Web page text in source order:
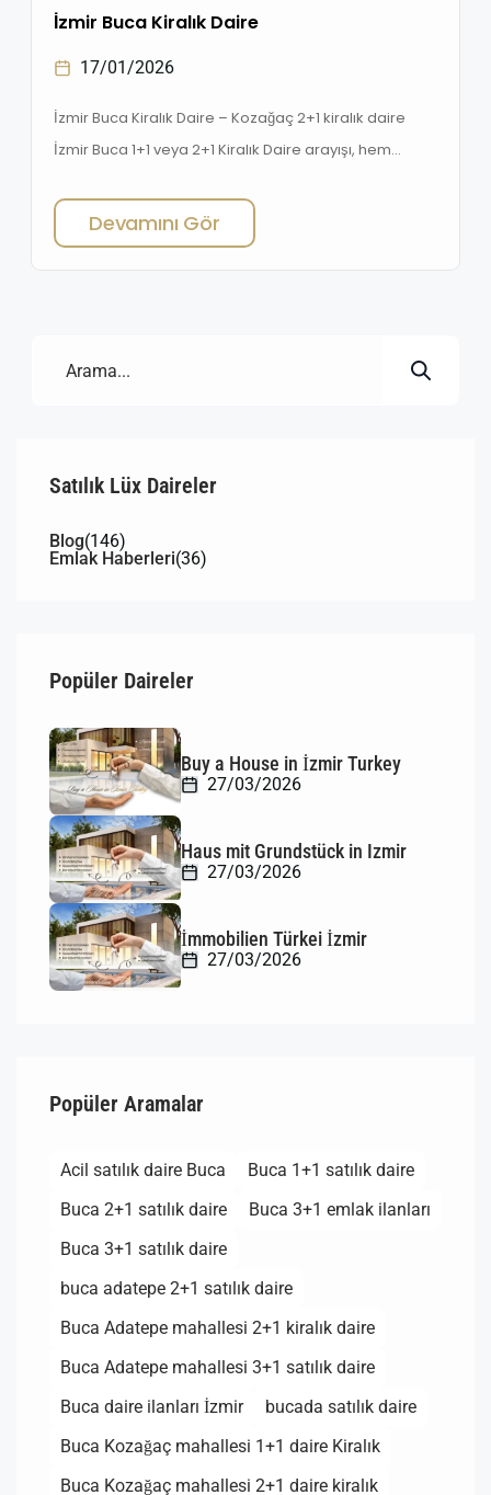
İzmir Buca Kiralık Daire
17/01/2026
İzmir Buca Kiralık Daire – Kozağaç 2+1 kiralık daire
İzmir Buca 1+1 veya 2+1 Kiralık Daire arayışı, hem
fazla önem kazanıyor. İzmir’in en büyük ilçelerinden
biri olan Buca, merkezi konumu, gelişmiş ulaşım ağı ve
yaşam olanaklarıyla dikkat çekiyor. Bu yazıda,
Devamını Gör
Satılık Lüx Daireler
Blog(146)
Emlak Haberleri(36)
Popüler Daireler
Buy a House in İzmir Turkey
27/03/2026
Haus mit Grundstück in Izmir
27/03/2026
İmmobilien Türkei İzmir
27/03/2026
Popüler Aramalar
Acil satılık daire Buca
Buca 1+1 satılık daire
Buca 2+1 satılık daire
Buca 3+1 emlak ilanları
Buca 3+1 satılık daire
buca adatepe 2+1 satılık daire
Buca Adatepe mahallesi 2+1 kiralık daire
Buca Adatepe mahallesi 3+1 satılık daire
Buca daire ilanları İzmir
bucada satılık daire
Buca Kozağaç mahallesi 1+1 daire Kiralık
Buca Kozağaç mahallesi 2+1 daire kiralık